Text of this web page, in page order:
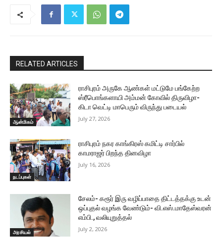
RELATED ARTICLES
ஆன்மிகம்
ராசிபுரம் அருகே ஆண்கள் மட்டுமே பங்கேற்ற
ஸ்ரீபொங்களாயி அம்மன் கோவில் திருவிழா-
கிடா வெட்டி மாபெரும் விருந்து படையல்
July 27, 2026
நடப்புகள்
ராசிபுரம் நகர காங்கிரஸ் கமிட்டி சார்பில்
காமராஜர் பிறந்த தினவிழா
July 16, 2026
அரசியல்
சேலம்- கரூர் இரு வழிப்பாதை திட்டத்தக்கு உடன்
ஒப்புதல் வழங்க வேண்டும்- வி.எஸ்.மாதேஸ்வரன்
எம்பி., வலியுறுத்தல்
July 2, 2026